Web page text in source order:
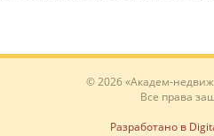
© 2026 «Академ-
Все права
Разработано в